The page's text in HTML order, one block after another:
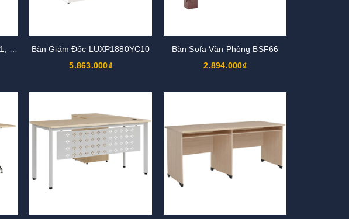
Bàn Giám Đốc LUXP1880YC10
5.863.000₫
Bàn Sofa Văn Phòng BSF66
2.894.000₫